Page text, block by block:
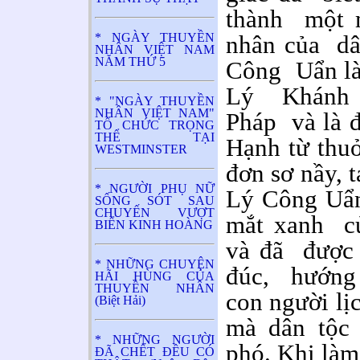
* NGÀY THUYỀN
NHÂN VIỆT NAM
NĂM THỨ 5
* "NGÀY THUYỀN
NHÂN VIỆT NAM"
TỔ CHỨC TRỌNG
THỂ TẠI
WESTMINSTER
* NGƯỜI PHỤ NỮ
SỐNG SÓT SAU
CHUYẾN VƯỢT
BIỂN KINH HOÀNG
* NHỮNG CHUYỆN
HÃI HÙNG CỦA
THUYỀN NHÂN
(Biệt Hải)
* NHỮNG NGƯỜI
ĐÃ CHẾT ĐỀU CÓ
thành một
nhân của
Công Uẩn
Lý Khánh
Pháp và là
Hạnh từ
đơn sơ nầy,
Lý Công
mắt xanh
và đã được
đúc,
con người
mà dân
phó. Khi